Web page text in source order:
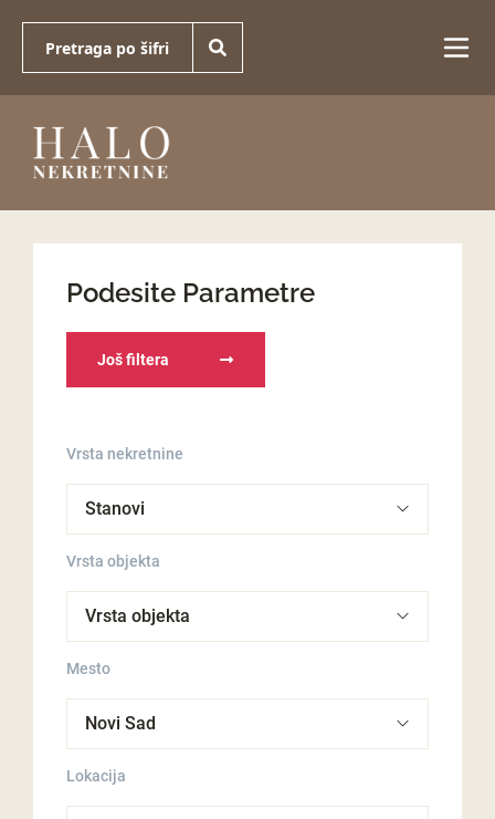
Podesite Parametre
Još filtera
Vrsta nekretnine
Vrsta objekta
Mesto
Lokacija